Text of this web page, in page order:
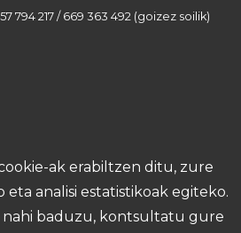
794 217 / 669 363 492 (goizez soilik)
ak erabiltzen ditu, zure
eta analisi estatistikoak egiteko.
nahi baduzu, kontsultatu gure